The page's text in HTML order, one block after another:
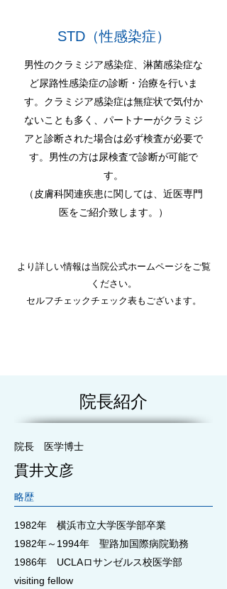
STD（性感染症）
男性のクラミジア感染症、淋菌感染症な
ど尿路性感染症の診断・治療を行いま
す。クラミジア感染症は無症状で気付か
ないことも多く、パートナーがクラミジ
アと診断された場合は必ず検査が必要で
す。男性の方は尿検査で診断が可能で
す。
（皮膚科関連疾患に関しては、近医専門
医をご紹介致します。）
より詳しい情報は当院公式ホームページをご覧
ください。
セルフチェックチェック表もございます。
院長紹介
院長 医学博士
貫井文彦
略歴
1982年 横浜市立大学医学部卒業
1982年～1994年 聖路加国際病院勤務
1986年 UCLAロサンゼルス校医学部
visiting fellow